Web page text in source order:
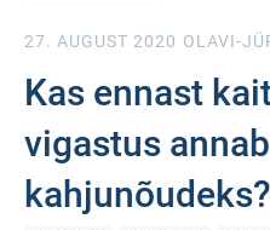
27. AUGUST 2020 OLAVI-
Kas ennast
vigastus
kahjunõudeks?